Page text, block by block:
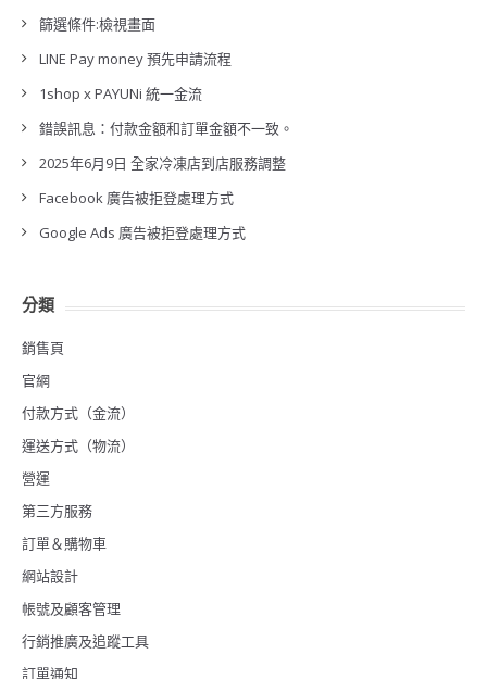
篩選條件:檢視畫面
LINE Pay money 預先申請流程
1shop x PAYUNi 統一金流
錯誤訊息：付款金額和訂單金額不一致。
2025年6月9日 全家冷凍店到店服務調整
Facebook 廣告被拒登處理方式
Google Ads 廣告被拒登處理方式
分類
銷售頁
官網
付款方式（金流）
運送方式（物流）
營運
第三方服務
訂單＆購物車
網站設計
帳號及顧客管理
行銷推廣及追蹤工具
訂單通知